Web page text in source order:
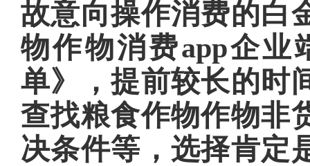
故意向操作消费的白
物作物消费app企业
单》，提前较长的时
查找粮食作物作物非
决条件等，选择肯定